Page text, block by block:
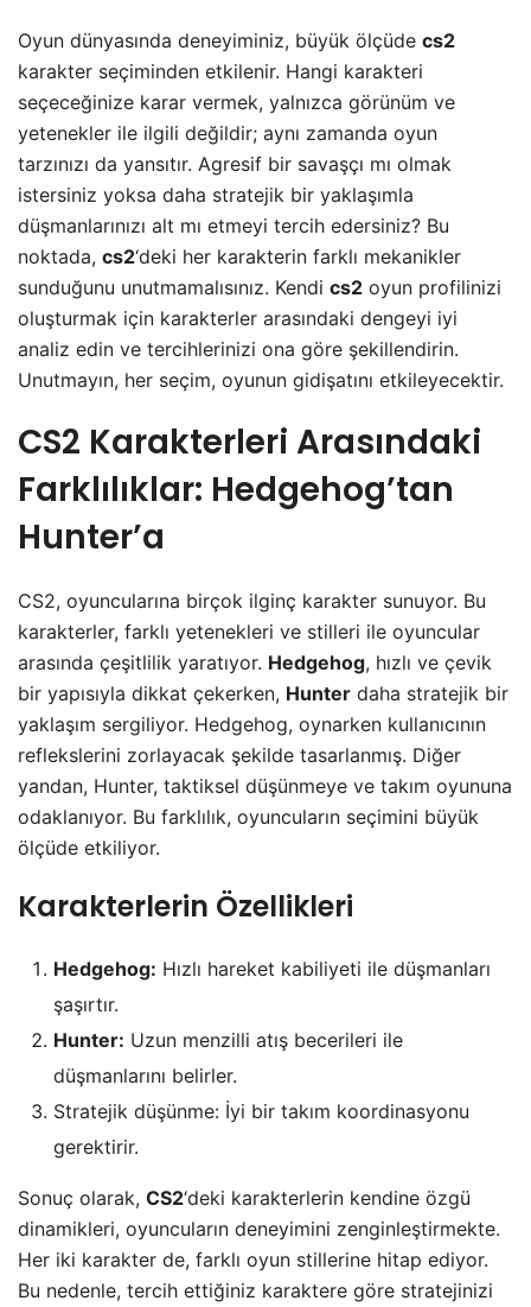
Oyun dünyasında deneyiminiz, büyük ölçüde cs2
karakter seçiminden etkilenir. Hangi karakteri
seçeceğinize karar vermek, yalnızca görünüm ve
yetenekler ile ilgili değildir; aynı zamanda oyun
tarzınızı da yansıtır. Agresif bir savaşçı mı olmak
istersiniz yoksa daha stratejik bir yaklaşımla
düşmanlarınızı alt mı etmeyi tercih edersiniz? Bu
noktada, cs2‘deki her karakterin farklı mekanikler
sunduğunu unutmamalısınız. Kendi cs2 oyun profilinizi
oluşturmak için karakterler arasındaki dengeyi iyi
analiz edin ve tercihlerinizi ona göre şekillendirin.
Unutmayın, her seçim, oyunun gidişatını etkileyecektir.
CS2 Karakterleri Arasındaki
Farklılıklar: Hedgehog’tan
Hunter’a
CS2, oyuncularına birçok ilginç karakter sunuyor. Bu
karakterler, farklı yetenekleri ve stilleri ile oyuncular
arasında çeşitlilik yaratıyor. Hedgehog, hızlı ve çevik
bir yapısıyla dikkat çekerken, Hunter daha stratejik bir
yaklaşım sergiliyor. Hedgehog, oynarken kullanıcının
reflekslerini zorlayacak şekilde tasarlanmış. Diğer
yandan, Hunter, taktiksel düşünmeye ve takım oyununa
odaklanıyor. Bu farklılık, oyuncuların seçimini büyük
ölçüde etkiliyor.
Karakterlerin Özellikleri
Hedgehog: Hızlı hareket kabiliyeti ile düşmanları
şaşırtır.
Hunter: Uzun menzilli atış becerileri ile
düşmanlarını belirler.
Stratejik düşünme: İyi bir takım koordinasyonu
gerektirir.
Sonuç olarak, CS2‘deki karakterlerin kendine özgü
dinamikleri, oyuncuların deneyimini zenginleştirmekte.
Her iki karakter de, farklı oyun stillerine hitap ediyor.
Bu nedenle, tercih ettiğiniz karaktere göre stratejinizi